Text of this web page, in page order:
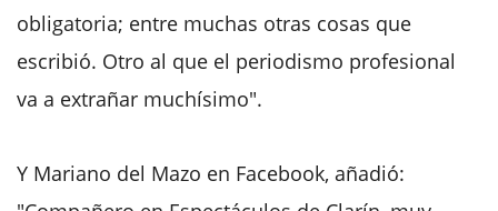
obligatoria; entre muchas otras cosas que
escribió. Otro al que el periodismo profesional
va a extrañar muchísimo".
Y Mariano del Mazo en Facebook, añadió: